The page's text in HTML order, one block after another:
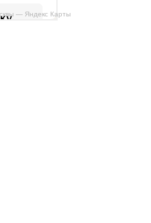
— Яндекс Карты